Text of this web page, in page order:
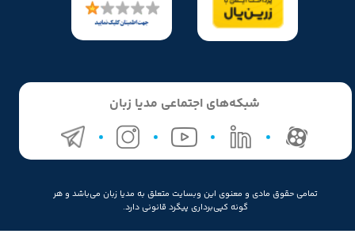
تمامی حقوق مادی و معنوی این وبسایت متعلق به مدیا زبان می‌باشد و هر
گونه کپی‌برداری پیگرد قانونی دارد.
شبکه‌های اجتماعی مدیا زبان